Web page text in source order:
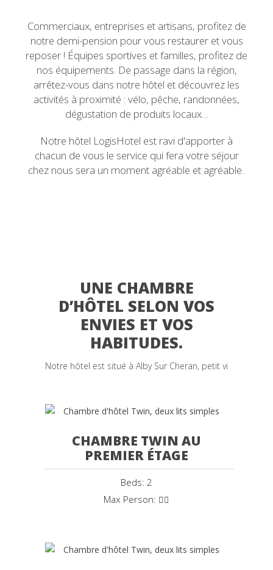
Commerciaux, entreprises et artisans, profitez de
notre demi-pension pour vous restaurer et vous
reposer ! Équipes sportives et familles, profitez de
nos équipements. De passage dans la région,
arrêtez-vous dans notre hôtel et découvrez les
activités à proximité : vélo, pêche, randonnées,
dégustation de produits locaux…
Notre hôtel LogisHotel est ravi d'apporter à
chacun de vous le service qui fera votre séjour
chez nous sera un moment agréable et agréable..
UNE CHAMBRE
D’HÔTEL SELON VOS
ENVIES ET VOS
HABITUDES.
Notre hôtel est situé à Alby Sur Cheran, petit village
CHAMBRE TWIN AU
PREMIER ÉTAGE
Beds: 2
Max Person: